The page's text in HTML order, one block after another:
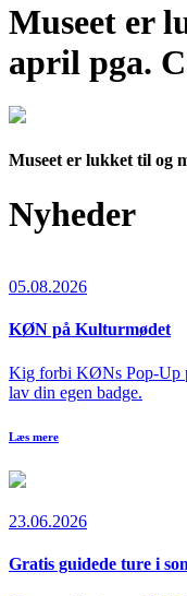
Museet er
april pga.
Museet er lukket til og
Nyheder
05.08.2026
KØN på Kulturmødet
Kig forbi KØNs Pop-Up
lav din egen badge.
Læs mere
23.06.2026
Gratis guidede ture i